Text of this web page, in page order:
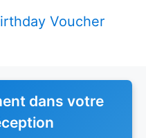
Voucher
dans votre